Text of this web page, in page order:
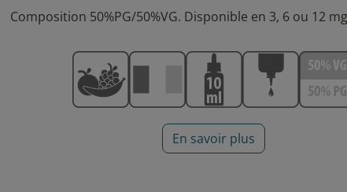
Composition 50%PG/50%VG. Disponible en 3, 6 ou 12
En savoir plus